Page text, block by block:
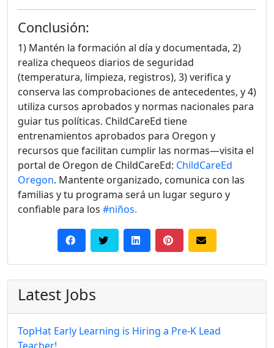
Conclusión:
1) Mantén la formación al día y documentada, 2)
realiza chequeos diarios de seguridad
(temperatura, limpieza, registros), 3) verifica y
conserva las comprobaciones de antecedentes, y 4)
utiliza cursos aprobados y normas nacionales para
guiar tus políticas. ChildCareEd tiene
entrenamientos aprobados para Oregon y
recursos que facilitan cumplir las normas—visita el
portal de Oregon de ChildCareEd: ChildCareEd
Oregon. Mantente organizado, comunica con las
familias y tu programa será un lugar seguro y
confiable para los #niños.
Latest Jobs
TopHat Early Learning is Hiring a Pre-K Lead